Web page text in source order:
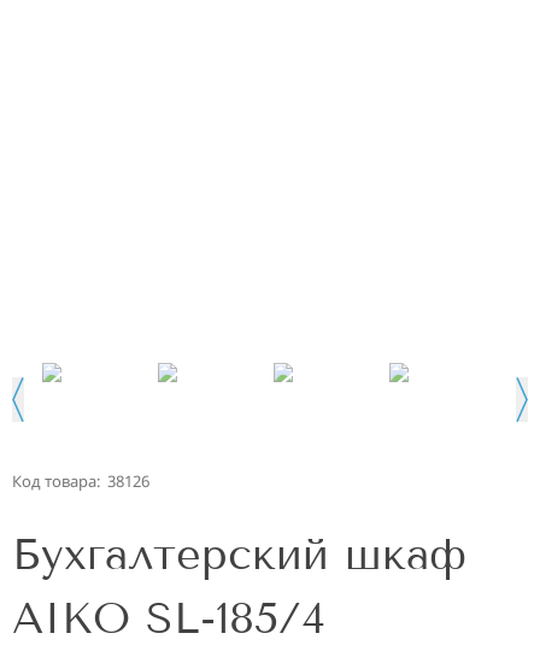
Код товара: 38126
Бухгалтерский шкаф
AIKO SL-185/4